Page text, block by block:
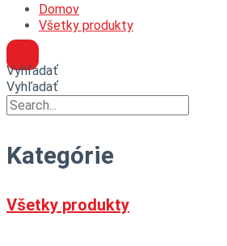
Domov
Všetky produkty
Vyhľadať
Vyhľadať
Kategórie
Všetky produkty